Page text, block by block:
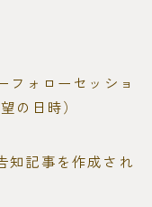
フォローセッショ
の日時）
知記事を作成され